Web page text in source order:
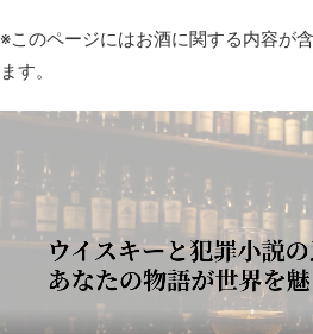
※このページにはお酒に関する内容が
ます。